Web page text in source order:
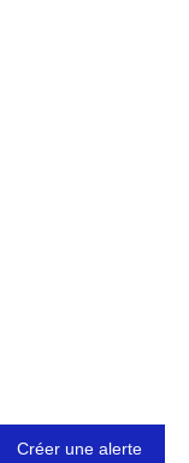
Créer une alerte